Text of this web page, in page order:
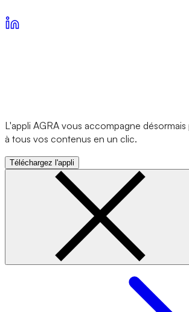
L'appli AGRA vous accompagne
à tous vos contenus en un clic.
Téléchargez l'appli